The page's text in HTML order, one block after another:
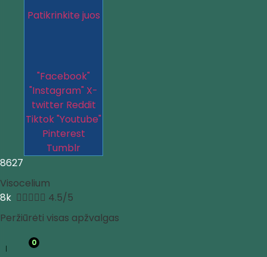
Patikrinkite juos
"Facebook"
"Instagram" X-
twitter Reddit
Tiktok"Youtube"
Pinterest
Tumblr
8627
Visocelium
8k  4.5/5
Peržiūrėti visas apžvalgas
0